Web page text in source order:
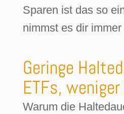
Sparen ist das so
nimmst es dir
Geringe
ETFs,
Warum die